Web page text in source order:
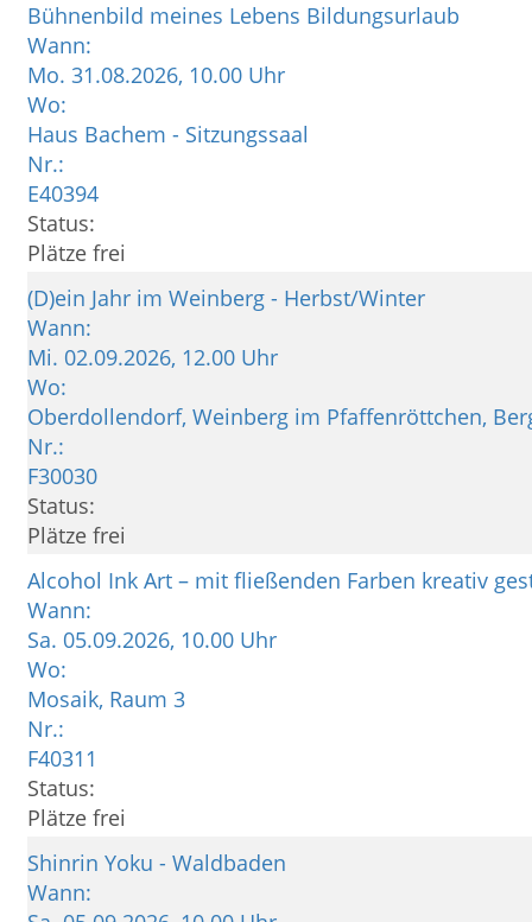
Bühnenbild meines Lebens Bildungsurlaub
Wann:
Mo. 31.08.2026, 10.00 Uhr
Wo:
Haus Bachem - Sitzungssaal
Nr.:
E40394
Status:
Plätze frei
(D)ein Jahr im Weinberg - Herbst/Winter
Wann:
Mi. 02.09.2026, 12.00 Uhr
Wo:
Oberdollendorf, Weinberg im Pfaffenröttchen,
Nr.:
F30030
Status:
Plätze frei
Alcohol Ink Art – mit fließenden Farben kreativ
Wann:
Sa. 05.09.2026, 10.00 Uhr
Wo:
Mosaik, Raum 3
Nr.:
F40311
Status:
Plätze frei
Shinrin Yoku - Waldbaden
Wann: